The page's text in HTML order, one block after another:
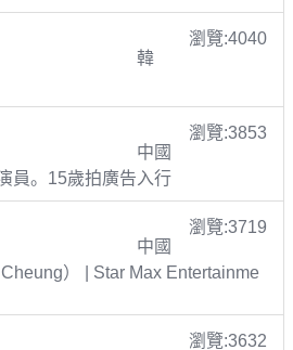
瀏覽:4040
韓
瀏覽:3853
中國
員。15歲拍廣告入行
瀏覽:3719
中國
） | Star Max Entertainme
瀏覽:3632